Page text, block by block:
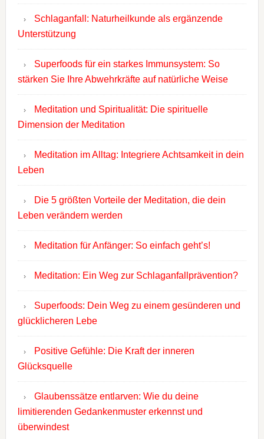
Schlaganfall: Naturheilkunde als ergänzende
Unterstützung
Superfoods für ein starkes Immunsystem: So
stärken Sie Ihre Abwehrkräfte auf natürliche Weise
Meditation und Spiritualität: Die spirituelle
Dimension der Meditation
Meditation im Alltag: Integriere Achtsamkeit in dein
Leben
Die 5 größten Vorteile der Meditation, die dein
Leben verändern werden
Meditation für Anfänger: So einfach geht’s!
Meditation: Ein Weg zur Schlaganfallprävention?
Superfoods: Dein Weg zu einem gesünderen und
glücklicheren Lebe
Positive Gefühle: Die Kraft der inneren
Glücksquelle
Glaubenssätze entlarven: Wie du deine
limitierenden Gedankenmuster erkennst und
überwindest